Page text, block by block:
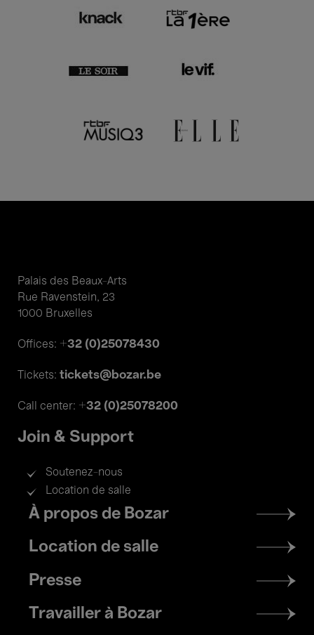
Palais des Beaux-Arts
Rue Ravenstein, 23
1000 Bruxelles
Offices: +32 (0)25078430
Tickets: tickets@bozar.be
Call center: +32 (0)25078200
Join & Support
Soutenez-nous
Location de salle
Footer
menu
À propos de Bozar
Location de salle
Presse
Travailler à Bozar